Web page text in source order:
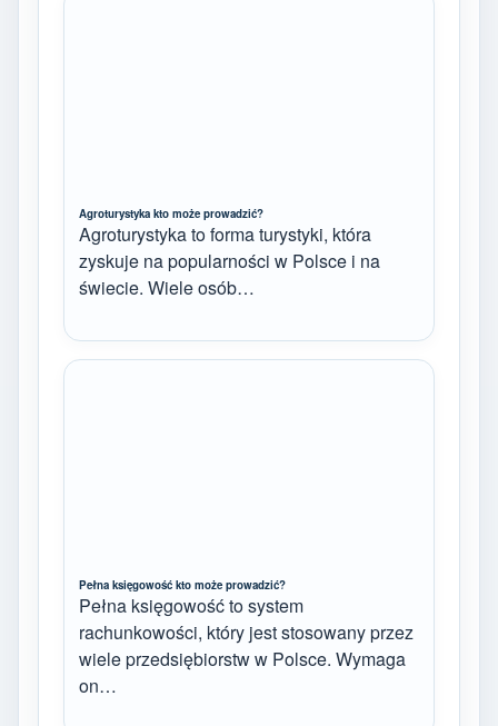
Agroturystyka kto może prowadzić?
Agroturystyka to forma turystyki, która
zyskuje na popularności w Polsce i na
świecie. Wiele osób…
Pełna księgowość kto może prowadzić?
Pełna księgowość to system
rachunkowości, który jest stosowany przez
wiele przedsiębiorstw w Polsce. Wymaga
on…